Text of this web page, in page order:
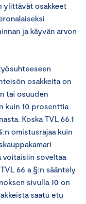
ylittävät osakkeet
ja käyvän arvon
osakkeita on
tai osuuden
kuin 10 prosenttia
Koska TVL 66.1
omistusrajaa kuin
voitaisiin soveltaa
66 a §:n sääntely
sivulla 10 on
saatu etu